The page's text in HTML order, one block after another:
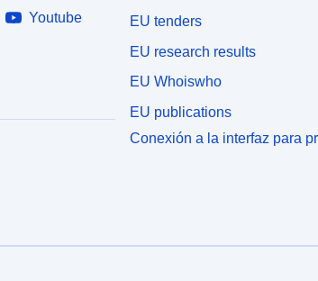
Youtube
EU tenders
EU research results
EU Whoiswho
EU publications
Conexión a la interfaz para